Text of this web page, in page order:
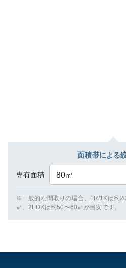
面積帯による
専有面積 80㎡
※一般的な間取りの場合、1R/1Kは約
㎡、2LDKは約50〜60㎡が目安です。